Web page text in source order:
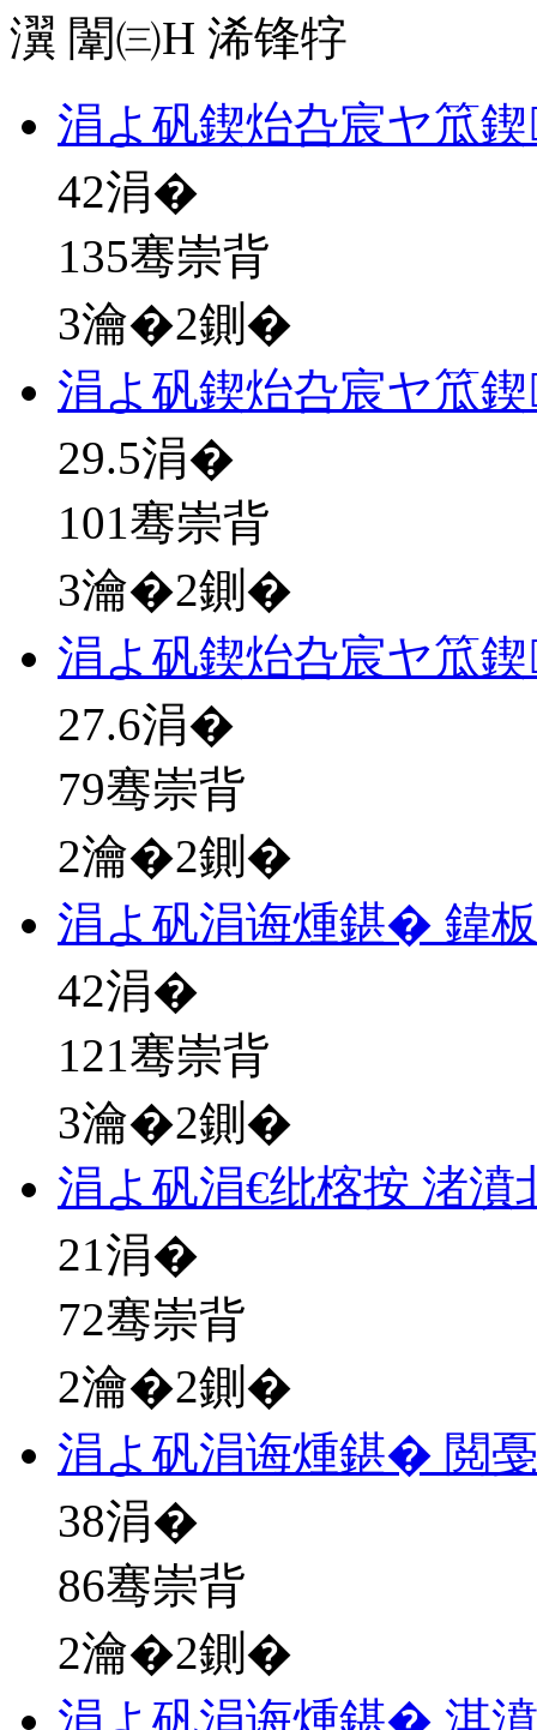
瀷 闈㈢Н 浠锋牸
涓よ矾鍥炲叴宸ヤ笟
42涓�
135骞崇背
3瀹�2鍘�
涓よ矾鍥炲叴宸ヤ笟
29.5涓�
101骞崇背
3瀹�2鍘�
涓よ矾鍥炲叴宸ヤ笟
27.6涓�
79骞崇背
2瀹�2鍘�
涓よ矾涓诲煄鍖� 鍏
42涓�
121骞崇背
3瀹�2鍘�
涓よ矾涓€纰楁按 渚濆
21涓�
72骞崇背
2瀹�2鍘�
涓よ矾涓诲煄鍖� 閲
38涓�
86骞崇背
2瀹�2鍘�